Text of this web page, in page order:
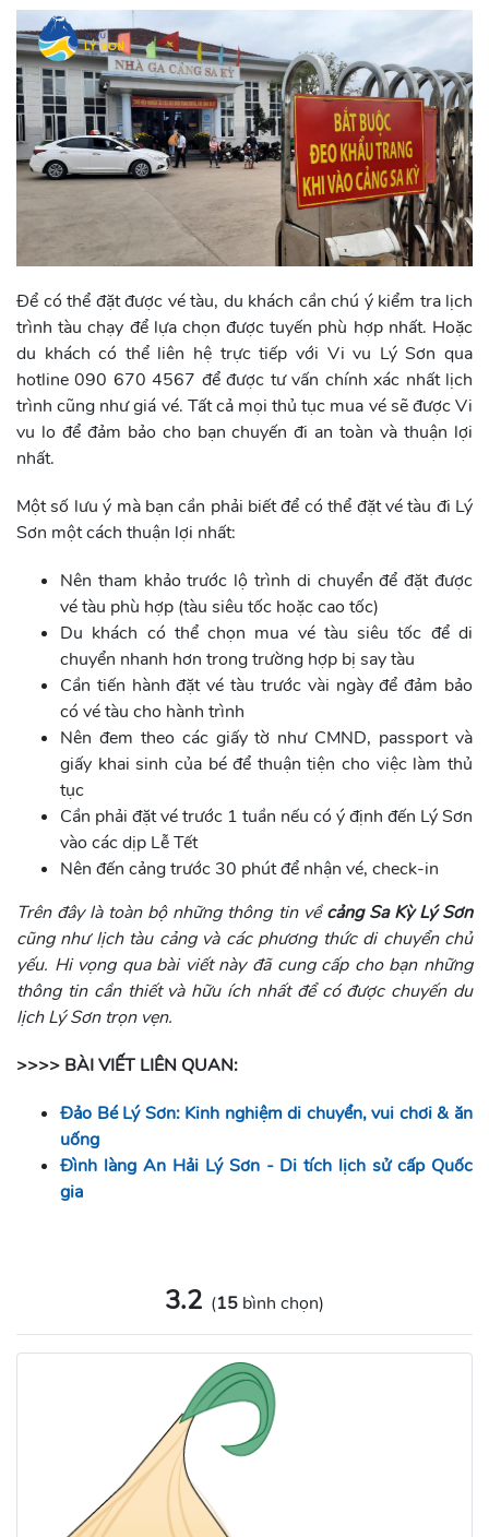
Để có thể đặt được vé tàu, du khách cần chú ý kiểm tra lịch
trình tàu chạy để lựa chọn được tuyến phù hợp nhất. Hoặc
du khách có thể liên hệ trực tiếp với Vi vu Lý Sơn qua
hotline 090 670 4567 để được tư vấn chính xác nhất lịch
trình cũng như giá vé. Tất cả mọi thủ tục mua vé sẽ được Vi
vu lo để đảm bảo cho bạn chuyến đi an toàn và thuận lợi
nhất.
Một số lưu ý mà bạn cần phải biết để có thể đặt vé tàu đi Lý
Sơn một cách thuận lợi nhất:
Nên tham khảo trước lộ trình di chuyển để đặt được
vé tàu phù hợp (tàu siêu tốc hoặc cao tốc)
Du khách có thể chọn mua vé tàu siêu tốc để di
chuyển nhanh hơn trong trường hợp bị say tàu
Cần tiến hành đặt vé tàu trước vài ngày để đảm bảo
có vé tàu cho hành trình
Nên đem theo các giấy tờ như CMND, passport và
giấy khai sinh của bé để thuận tiện cho việc làm thủ
tục
Cần phải đặt vé trước 1 tuần nếu có ý định đến Lý Sơn
vào các dịp Lễ Tết
Nên đến cảng trước 30 phút để nhận vé, check-in
Trên đây là toàn bộ những thông tin vềcảng Sa Kỳ Lý Sơn
cũng như lịch tàu cảng và các phương thức di chuyển chủ
yếu. Hi vọng qua bài viết này đã cung cấp cho bạn những
thông tin cần thiết và hữu ích nhất để có được chuyến du
lịch Lý Sơn trọn vẹn.
>>>> BÀI VIẾT LIÊN QUAN:
Đảo Bé Lý Sơn: Kinh nghiệm di chuyển, vui chơi & ăn
uống
Đình làng An Hải Lý Sơn - Di tích lịch sử cấp Quốc
gia
3.2 (15 bình chọn)